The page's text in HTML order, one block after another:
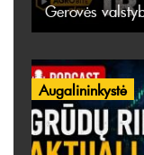
Gerovės
Augalininkystė